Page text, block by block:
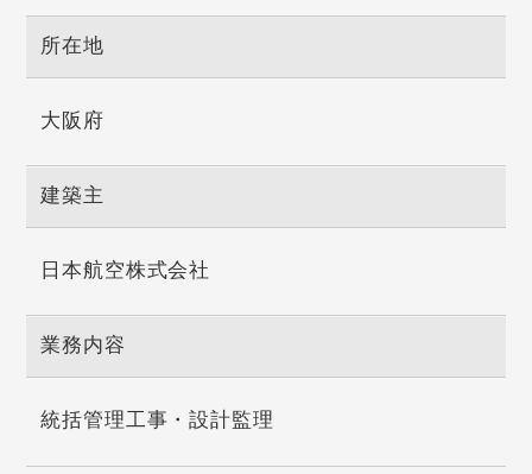
所在地
大阪府
建築主
日本航空株式会社
業務内容
統括管理工事・設計監理